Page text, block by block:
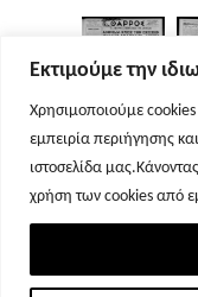
Εκτιμούμε την
Χρησιμοποιούμε
εμπειρία περιήγησης
ιστοσελίδα
χρήση των cookies από
Σελίδα 1